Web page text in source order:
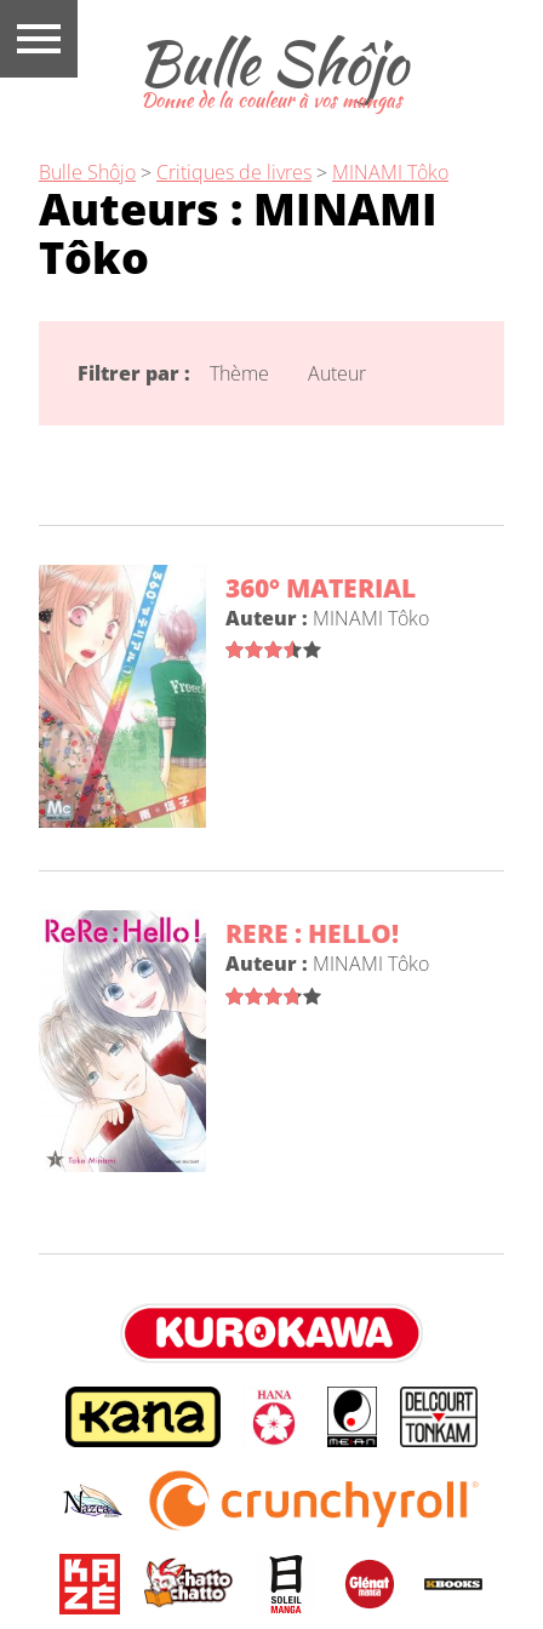
Bulle Shôjo
Donne de la couleur à vos mangas
Bulle Shôjo > Critiques de livres > MINAMI Tôko
Auteurs : MINAMI
Tôko
Filtrer par : Thème Auteur
360° MATERIAL
Auteur : MINAMI Tôko
RERE : HELLO!
Auteur : MINAMI Tôko